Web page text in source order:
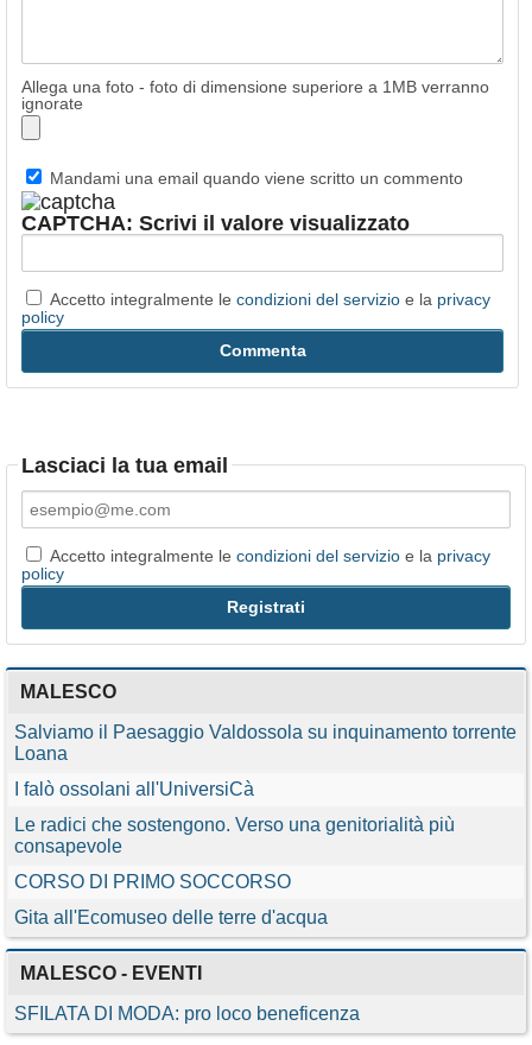
Allega una foto - foto di dimensione superiore a 1MB verranno
ignorate
Mandami una email quando viene scritto un commento
CAPTCHA: Scrivi il valore visualizzato
Accetto integralmente le condizioni del servizio e la privacy
policy
Lasciaci la tua email
Accetto integralmente le condizioni del servizio e la privacy
policy
MALESCO
Salviamo il Paesaggio Valdossola su inquinamento torrente
Loana
I falò ossolani all'UniversiCà
Le radici che sostengono. Verso una genitorialità più
consapevole
CORSO DI PRIMO SOCCORSO
Gita all'Ecomuseo delle terre d'acqua
MALESCO - EVENTI
SFILATA DI MODA: pro loco beneficenza